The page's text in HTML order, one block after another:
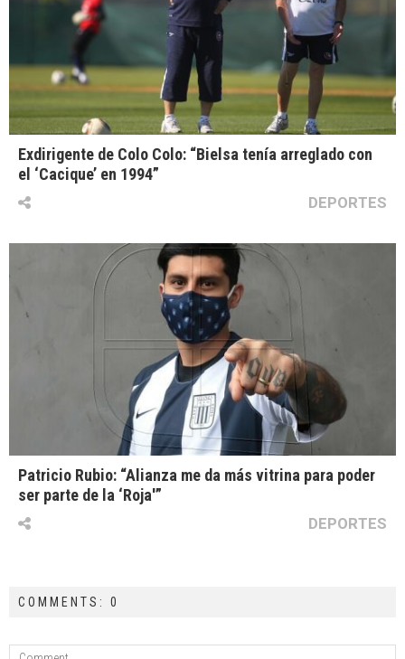
Exdirigente de Colo Colo: “Bielsa tenía arreglado con
el ‘Cacique’ en 1994”
DEPORTES
Patricio Rubio: “Alianza me da más vitrina para poder
ser parte de la ‘Roja'”
DEPORTES
COMMENTS: 0